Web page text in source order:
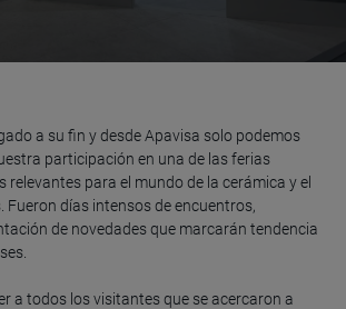
a su fin y desde Apavisa solo podemos
participación en una de las ferias
relevantes para el mundo de la cerámica y el
Fueron días intensos de encuentros,
de novedades que marcarán tendencia
a todos los visitantes que se acercaron a